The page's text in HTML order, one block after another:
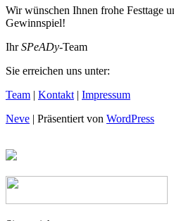
Wir wünschen Ihnen frohe Festtage
Gewinnspiel!
IhrSPeADy-Team
Sie erreichen uns unter:
Team | Kontakt | Impressum
Neve | Präsentiert von WordPress